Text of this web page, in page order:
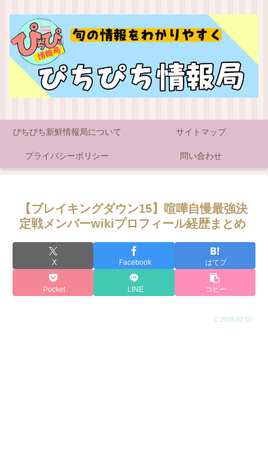
ぴちぴち新鮮情報局について サイトマップ
プライバシーポリシー 問い合わせ
【ブレイキングダウン15】喧嘩自慢最強決
定戦メンバーwikiプロフィール経歴まとめ
X Facebook はてブ
Pocket LINE コピー
2025.02.07